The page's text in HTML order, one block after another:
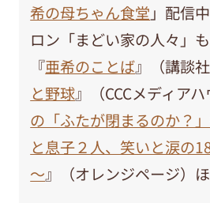
希の母ちゃん食堂 」配信
ロン「まどい家の人々」
『亜希のことば』（講談
と野球』（CCCメディア
の「ふたが閉まるのか？
と息子２人、笑いと涙の
～』（オレンジページ）ほ